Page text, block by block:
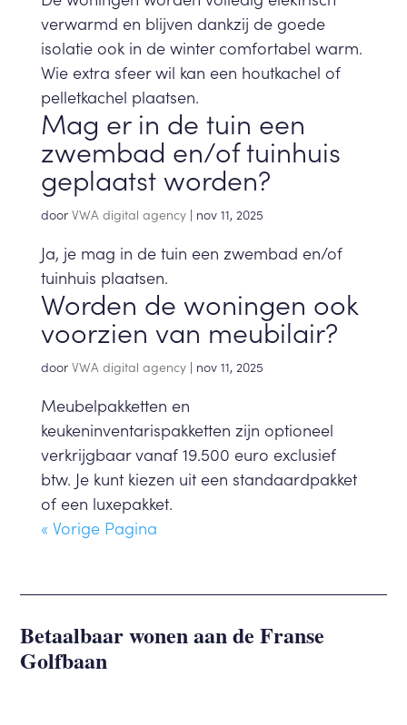
verwarmd en blijven dankzij de goede
isolatie ook in de winter comfortabel warm.
Wie extra sfeer wil kan een houtkachel of
pelletkachel plaatsen.
Mag er in de tuin een
zwembad en/of tuinhuis
geplaatst worden?
door VWA digital agency| nov 11, 2025
Ja, je mag in de tuin een zwembad en/of
tuinhuis plaatsen.
Worden de woningen ook
voorzien van meubilair?
door VWA digital agency| nov 11, 2025
Meubelpakketten en
keukeninventarispakketten zijn optioneel
verkrijgbaar vanaf 19.500 euro exclusief
btw. Je kunt kiezen uit een standaardpakket
of een luxepakket.
« Vorige Pagina
Betaalbaar wonen aan de Franse
Golfbaan